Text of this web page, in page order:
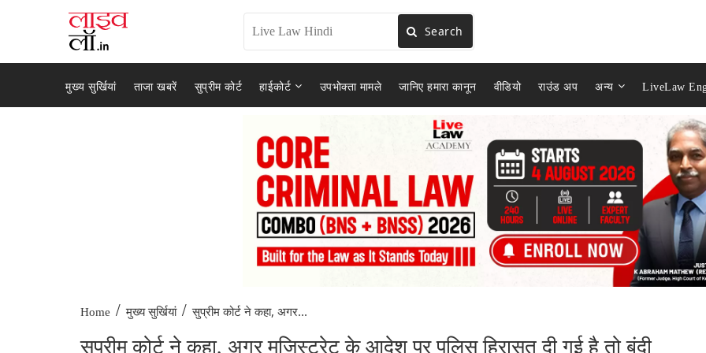
Search
मुख्य सुर्खियां ताजा खबरें सुप्रीम कोर्ट हाईकोर्ट उपभोक्ता मामले जानिए हमारा कानून वीडियो राउंड अप अन्य LiveLaw
Home / मुख्य सुर्खियां / सुप्रीम कोर्ट ने कहा, अगर...
सुप्रीम कोर्ट ने कहा, अगर मजिस्ट्रेट के आदेश पर पुलिस हिरासत दी गई है तो बंदी